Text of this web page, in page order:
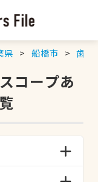
県 船橋市 歯科
コープあ